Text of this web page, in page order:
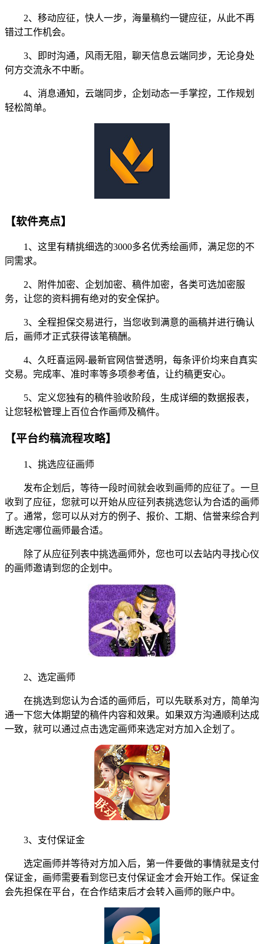
2、移动应征，快人一步，海量稿约一键应征，从此不再
错过工作机会。
3、即时沟通，风雨无阻，聊天信息云端同步，无论身处
何方交流永不中断。
4、消息通知，云端同步，企划动态一手掌控，工作规划
轻松简单。
【软件亮点】
1、这里有精挑细选的3000多名优秀绘画师，满足您的不
同需求。
2、附件加密、企划加密、稿件加密，各类可选加密服
务，让您的资料拥有绝对的安全保护。
3、全程担保交易进行，当您收到满意的画稿并进行确认
后，画师才正式获得该笔稿酬。
4、久旺喜运网-最新官网信誉透明，每条评价均来自真实
交易。完成率、准时率等多项参考值，让约稿更安心。
5、定义您独有的稿件验收阶段，生成详细的数据报表，
让您轻松管理上百位合作画师及稿件。
【平台约稿流程攻略】
1、挑选应征画师
发布企划后，等待一段时间就会收到画师的应征了。一旦
收到了应征，您就可以开始从应征列表挑选您认为合适的画师
了。通常，您可以从对方的例子、报价、工期、信誉来综合判
断选定哪位画师最合适。
除了从应征列表中挑选画师外，您也可以去站内寻找心仪
的画师邀请到您的企划中。
2、选定画师
在挑选到您认为合适的画师后，可以先联系对方，简单沟
通一下您大体期望的稿件内容和效果。如果双方沟通顺利达成
一致，就可以通过点击选定画师来选定对方加入企划了。
3、支付保证金
选定画师并等待对方加入后，第一件要做的事情就是支付
保证金，画师需要看到您已支付保证金才会开始工作。保证金
会先担保在平台，在合作结束后才会转入画师的账户中。